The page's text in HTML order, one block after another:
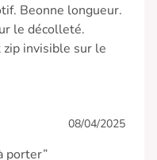
Beonne longueur.
le décolleté.
invisible sur le
08/04/2025
porter”